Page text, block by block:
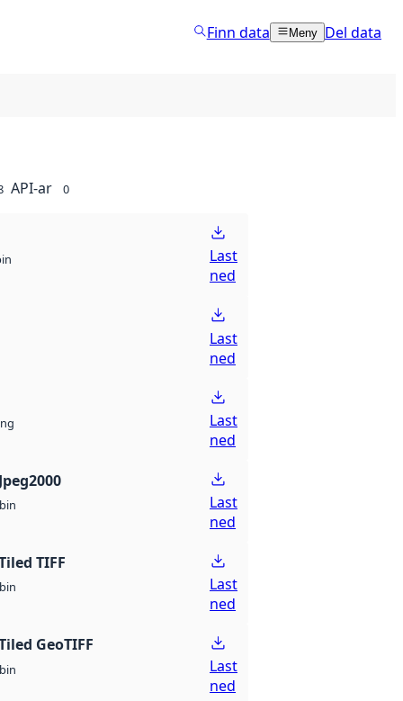
Finn data Meny Del data
API-ar 0
Last
ned
Last
ned
Last
ned
bin
Last
ned
TIFF
bin
Last
ned
GeoTIFF
bin
Last
ned